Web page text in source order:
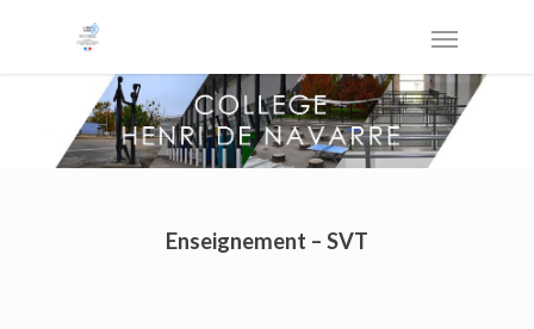
Enseignement – SVT